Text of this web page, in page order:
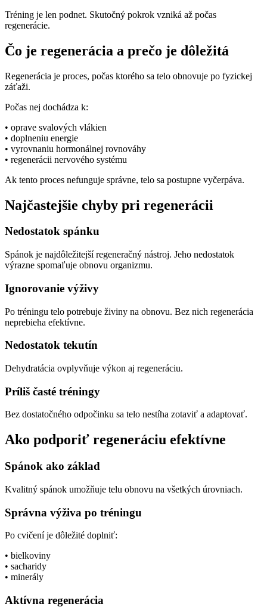
Tréning je len podnet. Skutočný pokrok vzniká až počas
regenerácie.
Čo je regenerácia a prečo je dôležitá
Regenerácia je proces, počas ktorého sa telo obnovuje po fyzickej
záťaži.
Počas nej dochádza k:
• oprave svalových vlákien
• doplneniu energie
• vyrovnaniu hormonálnej rovnováhy
• regenerácii nervového systému
Ak tento proces nefunguje správne, telo sa postupne vyčerpáva.
Najčastejšie chyby pri regenerácii
Nedostatok spánku
Spánok je najdôležitejší regeneračný nástroj. Jeho nedostatok
výrazne spomaľuje obnovu organizmu.
Ignorovanie výživy
Po tréningu telo potrebuje živiny na obnovu. Bez nich regenerácia
neprebieha efektívne.
Nedostatok tekutín
Dehydratácia ovplyvňuje výkon aj regeneráciu.
Príliš časté tréningy
Bez dostatočného odpočinku sa telo nestíha zotaviť a adaptovať.
Ako podporiť regeneráciu efektívne
Spánok ako základ
Kvalitný spánok umožňuje telu obnovu na všetkých úrovniach.
Správna výživa po tréningu
Po cvičení je dôležité doplniť:
• bielkoviny
• sacharidy
• minerály
Aktívna regenerácia